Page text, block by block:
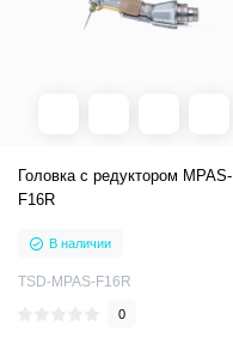
Головка с редуктором MPAS-
F16R
В наличии
TSD-MPAS-F16R
0